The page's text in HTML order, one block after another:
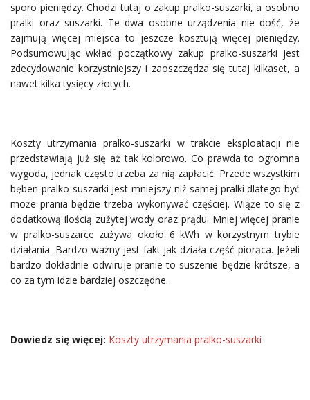
sporo pieniędzy. Chodzi tutaj o zakup pralko-suszarki, a osobno
pralki oraz suszarki. Te dwa osobne urządzenia nie dość, że
zajmują więcej miejsca to jeszcze kosztują więcej pieniędzy.
Podsumowując wkład początkowy zakup pralko-suszarki jest
zdecydowanie korzystniejszy i zaoszczędza się tutaj kilkaset, a
nawet kilka tysięcy złotych.
Koszty utrzymania pralko-suszarki w trakcie eksploatacji nie
przedstawiają już się aż tak kolorowo. Co prawda to ogromna
wygoda, jednak często trzeba za nią zapłacić. Przede wszystkim
bęben pralko-suszarki jest mniejszy niż samej pralki dlatego być
może prania będzie trzeba wykonywać częściej. Wiąże to się z
dodatkową ilością zużytej wody oraz prądu. Mniej więcej pranie
w pralko-suszarce zużywa około 6 kWh w korzystnym trybie
działania. Bardzo ważny jest fakt jak działa część piorąca. Jeżeli
bardzo dokładnie odwiruje pranie to suszenie będzie krótsze, a
co za tym idzie bardziej oszczędne.
Dowiedz się więcej: Koszty utrzymania pralko-suszarki